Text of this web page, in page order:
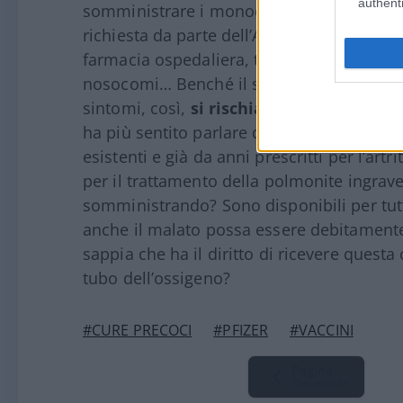
somministrare i monoclonali: richiesta
richiesta da parte dell’Asl, parere dello
farmacia ospedaliera, trasporto in
nosocomi… Benché il soggetto vada
sintomi, così, si rischia di rimanere
ha più sentito parlare degli
esistenti e già da anni prescritti per
per il trattamento della polmonite
somministrando? Sono disponibili per
anche il malato possa essere
sappia che ha il diritto di ricevere questa
tubo dell’ossigeno?
#CURE PRECOCI #PFIZER #VACCINI